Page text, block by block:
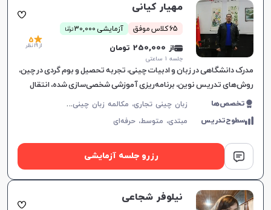
مهیار کیانی
65 کلاس موفق آزمایشی 30,000 توما
ن
از 250,000 تومان
جلسه ۱ ساعتی
5
از 19 نظر
مدرک دانشگاهی در زبان و ادبیات چینی، تجربه تحصیل و بوم گردی در چین،
روش‌های تدریس نوین، برنامه‌ریزی آموزشی شخصی‌سازی شده، انتقال
مفاهیم به شیوه ساده و مؤثر.
تخصص‌ها ز
بان چینی تجاری، مکالمه زبان چینی، زبان چینی عمومی، زبان چینی کودکان
سطوح‌تدریس مبتدی، متوسط،حرفه‌ای
رزرو جلسه آزمایشی
نیلوفر شجاعی